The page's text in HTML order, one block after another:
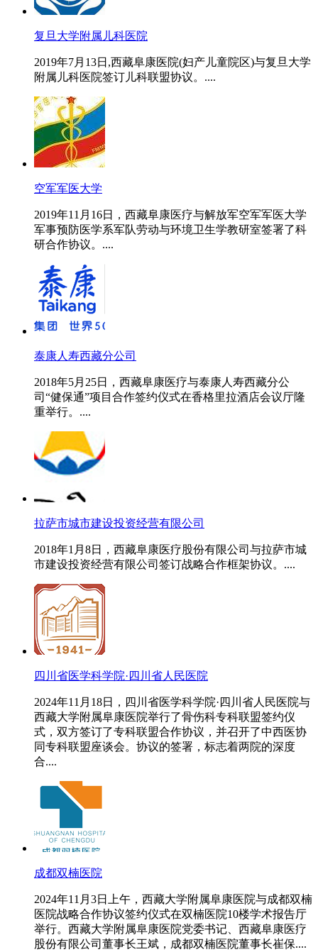
复旦大学附属儿科医院
2019年7月13日,西藏阜康医院(妇产儿童院区)与复旦大学
附属儿科医院签订儿科联盟协议。....
空军军医大学
2019年11月16日，西藏阜康医疗与解放军空军军医大学
军事预防医学系军队劳动与环境卫生学教研室签署了科
研合作协议。....
泰康人寿西藏分公司
2018年5月25日，西藏阜康医疗与泰康人寿西藏分公
司“健保通”项目合作签约仪式在香格里拉酒店会议厅隆
重举行。....
拉萨市城市建设投资经营有限公司
2018年1月8日，西藏阜康医疗股份有限公司与拉萨市城
市建设投资经营有限公司签订战略合作框架协议。....
四川省医学科学院·四川省人民医院
2024年11月18日，四川省医学科学院·四川省人民医院与
西藏大学附属阜康医院举行了骨伤科专科联盟签约仪
式，双方签订了专科联盟合作协议，并召开了中西医协
同专科联盟座谈会。协议的签署，标志着两院的深度
合....
成都双楠医院
2024年11月3日上午，西藏大学附属阜康医院与成都双楠
医院战略合作协议签约仪式在双楠医院10楼学术报告厅
举行。西藏大学附属阜康医院党委书记、西藏阜康医疗
股份有限公司董事长王斌，成都双楠医院董事长崔保....